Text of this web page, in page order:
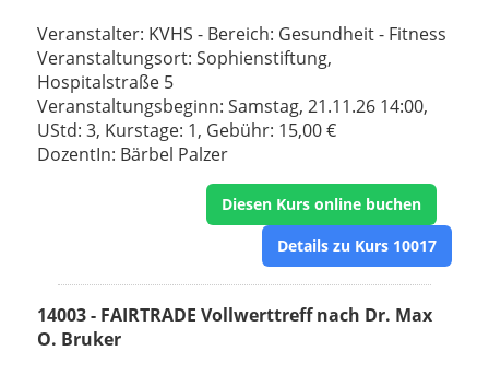
Veranstalter: KVHS - Bereich: Gesundheit - Fitness
Veranstaltungsort: Sophienstiftung,
Hospitalstraße 5
Veranstaltungsbeginn: Samstag, 21.11.26 14:00,
UStd: 3, Kurstage: 1, Gebühr: 15,00 €
DozentIn: Bärbel Palzer
Diesen Kurs online buchen
Details zu Kurs 10017
14003 - FAIRTRADE Vollwerttreff nach Dr. Max
O. Bruker